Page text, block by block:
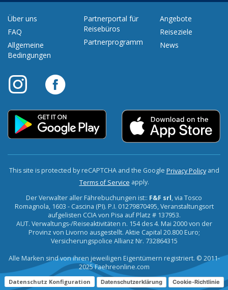
Über uns
FAQ
Allgemeine
Bedingungen
Partnerportal für
Reisebüros
Partnerprogramm
Angebote
Reiseziele
News
This site is protected by reCAPTCHA and the Google Privacy Policyand
Terms of Service apply.
Der Verwalter aller Fährebuchungen ist:: F&F srl, via Tosco
Romagnola, 1603 - Cascina (PI). P.I. 01279870495, Veranstaltungsort
aufgelisten CCIA von Pisa auf Platz # 137953.
AUT. Verwaltungs-/Reiseaktivitäten n. 154 des 4. Mai 2000 von der
Provinz von Livorno ausgestellt. Aktie Capital 20.800 Euro;
Versicherungspolice Allianz Nr. 732864315
Alle Marken sind von ihren jeweiligen Eigentümern registriert. © 2011-
2025 Faehreonline.com
Datenschutz Konfiguration Datenschutzerklärung Cookie-Richtlinie